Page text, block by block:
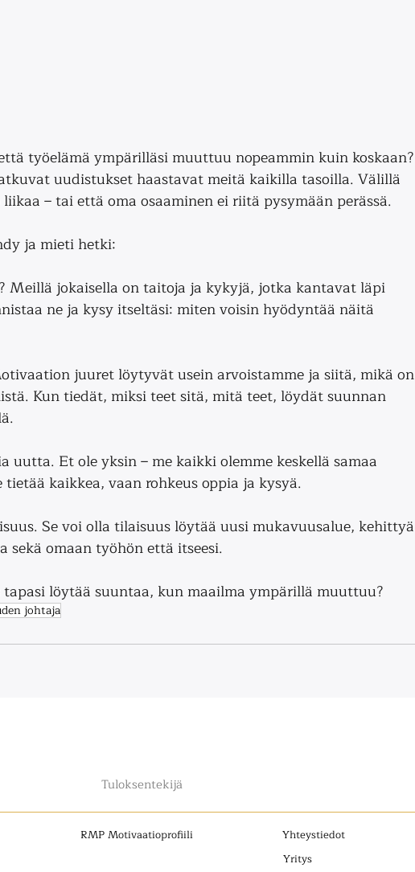
työelämä ympärilläsi muuttuu nopeammin kuin koskaan?
uudistukset haastavat meitä kaikilla tasoilla. Välillä
– tai että oma osaaminen ei riitä pysymään perässä.
ja mieti hetki:
Meillä jokaisella on taitoja ja kykyjä, jotka kantavat läpi
ne ja kysy itseltäsi: miten voisin hyödyntää näitä
juuret löytyvät usein arvoistamme ja siitä, mikä on
Kun tiedät, miksi teet sitä, mitä teet, löydät suunnan
uutta. Et ole yksin – me kaikki olemme keskellä samaa
kaikkea, vaan rohkeus oppia ja kysyä.
Se voi olla tilaisuus löytää uusi mukavuusalue, kehittyä
sekä omaan työhön että itseesi.
löytää suuntaa, kun maailma ympärillä muuttuu?
johtaja
Tuloksentekijä
RMP Motivaatioprofiili
Yhteystiedot
Yritys